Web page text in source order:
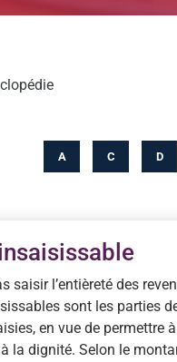
A C D
saisir l’entièreté des
sont les parties
en vue de permettre
la dignité. Selon le